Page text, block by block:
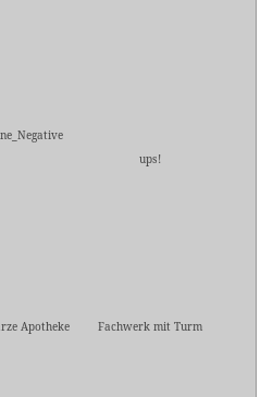
ups!
Apotheke
Fachwerk mit Turm